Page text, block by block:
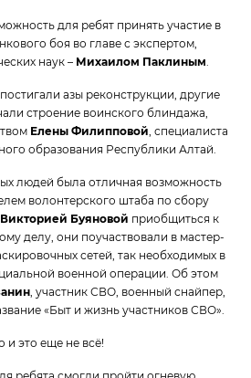
для ребят принять участие в
боя во главе с экспертом,
наук – Михаилом Паклиным.
азы реконструкции, другие
строение воинского блиндажа,
Елены Филипповой, специалиста
образования Республики Алтай.
людей была отличная возможность
волонтерского штаба по сбору
Викторией Буяновой приобщиться к
делу, они поучаствовали в мастер-
сетей, так необходимых в
военной операции. Об этом
, участник СВО, военный снайпер,
«Быт и жизнь участников СВО».
и это еще не всё!